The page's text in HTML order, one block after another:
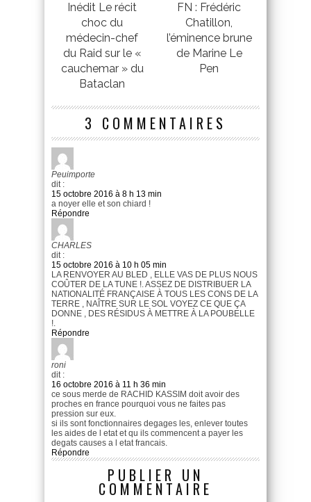
Inédit Le récit
choc du
médecin-chef
du Raid sur le «
cauchemar » du
Bataclan
FN : Frédéric
Chatillon,
l’éminence brune
de Marine Le
Pen
3 COMMENTAIRES
Peuimporte
dit :
15 octobre 2016 à 8 h 13 min
a noyer elle et son chiard !
Répondre
CHARLES
dit :
15 octobre 2016 à 10 h 05 min
LA RENVOYER AU BLED , ELLE VAS DE PLUS NOUS
COÛTER DE LA TUNE !. ASSEZ DE DISTRIBUER LA
NATIONALITÉ FRANÇAISE À TOUS LES CONS DE LA
TERRE , NAÎTRE SUR LE SOL VOYEZ CE QUE ÇA
DONNE , DES RÉSIDUS À METTRE À LA POUBELLE
!.
Répondre
roni
dit :
16 octobre 2016 à 11 h 36 min
ce sous merde de RACHID KASSIM doit avoir des
proches en france pourquoi vous ne faites pas
pression sur eux.
si ils sont fonctionnaires degages les, enlever toutes
les aides de l etat et qu ils commencent a payer les
degats causes a l etat francais.
Répondre
PUBLIER UN
COMMENTAIRE